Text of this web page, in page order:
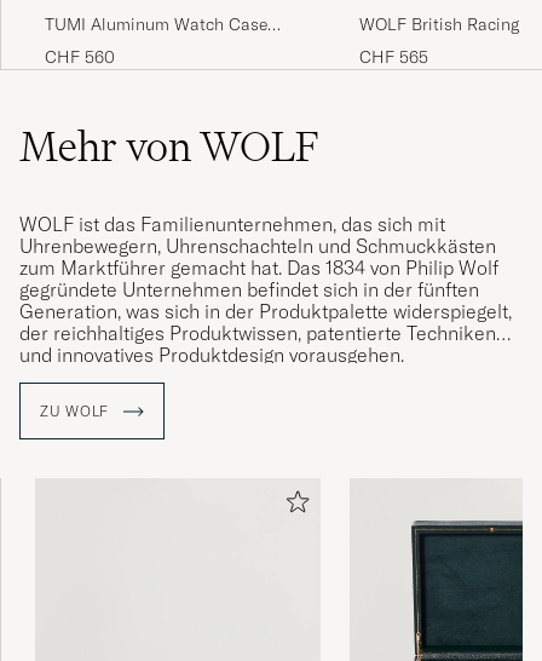
TUMI Aluminum Watch Case
Silver
CHF 560
WOLF British Racing
Piece Watch Box
CHF 565
Mehr von WOLF
WOLF ist das Familienunternehmen, das sich mit
Uhrenbewegern, Uhrenschachteln und Schmuckkästen
zum Marktführer gemacht hat. Das 1834 von Philip Wolf
gegründete Unternehmen befindet sich in der fünften
Generation, was sich in der Produktpalette widerspiegelt,
der reichhaltiges Produktwissen, patentierte Techniken
und innovatives Produktdesign vorausgehen.
Präzisionsinstrument, das die Gesundheit Ihrer Uhr
schützt und mit patentierter Innovation überwacht.
ZU WOLF